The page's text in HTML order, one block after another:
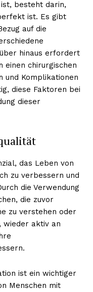
besteht darin,
ist. Es gibt
auf die
hinaus erfordert
einen chirurgischen
und Komplikationen
diese Faktoren bei
dieser
das Leben von
zu verbessern und
die Verwendung
die zuvor
zu verstehen oder
wieder aktiv an
ist ein wichtiger
Menschen mit